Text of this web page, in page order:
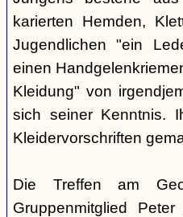
karierten Hemden,
Jugendlichen "ein
einen
Kleidung" von
sich seiner Kenntnis.
Kleidervorschriften
Die Treffen am
Gruppenmitglied